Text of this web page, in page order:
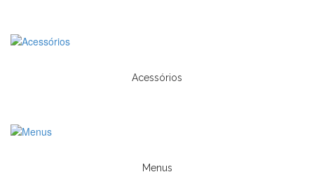
Acessórios
Menus